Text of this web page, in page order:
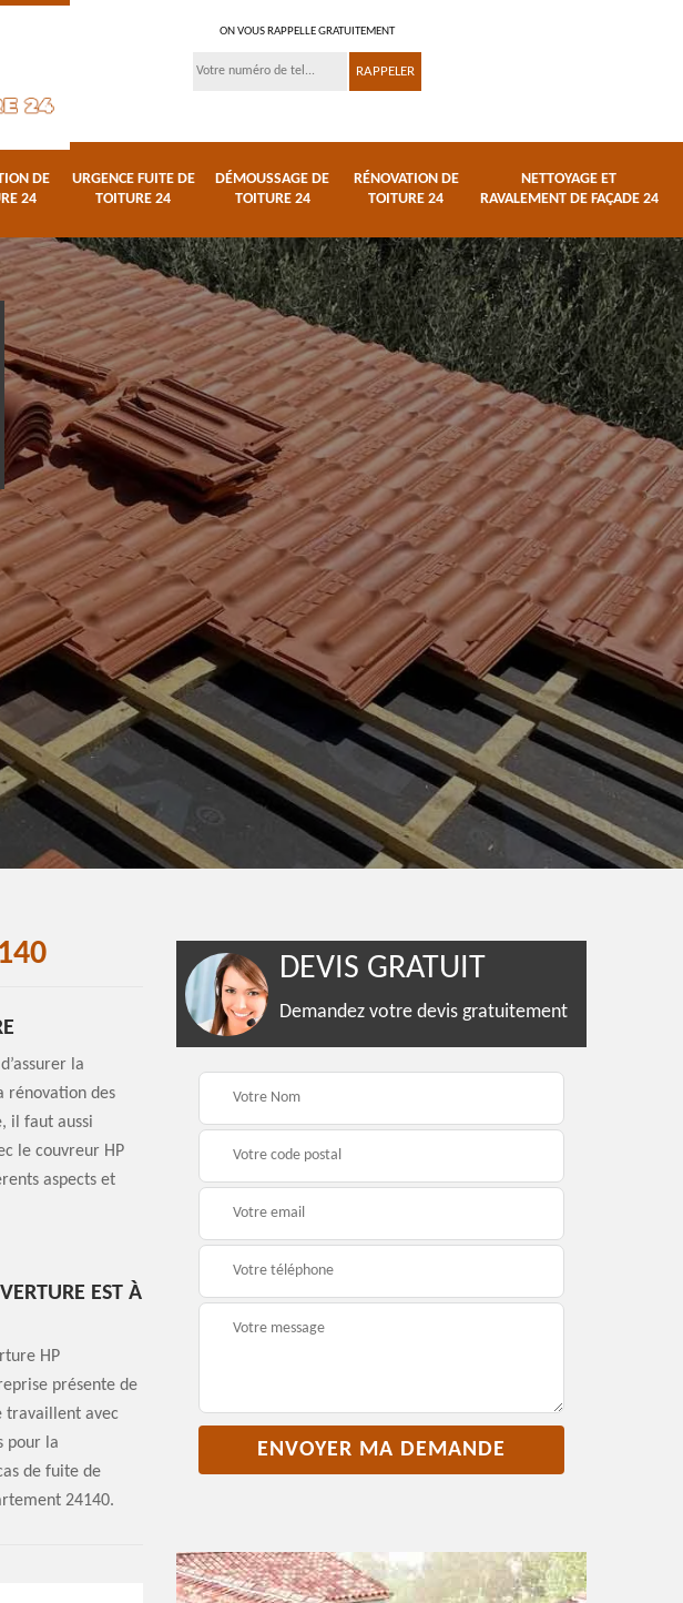
ON VOUS RAPPELLE GRATUITEMENT
DE
24
URGENCE FUITE DE
TOITURE 24
DÉMOUSSAGE DE
TOITURE 24
RÉNOVATION DE
TOITURE 24
NETTOYAGE ET
RAVALEMENT DE FAÇADE 24
Peinture sur tuile et
toiture 24
Réparation de toiture
24
Urgence fuite de
toiture 24
la
rénovation des
il faut aussi
le couvreur HP
aspects et
EST À
HP
présente de
travaillent avec
pour la
de fuite de
24140.
DEVIS GRATUIT
Demandez votre devis gratuitement